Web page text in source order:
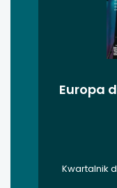
Europa
Kwartalnik